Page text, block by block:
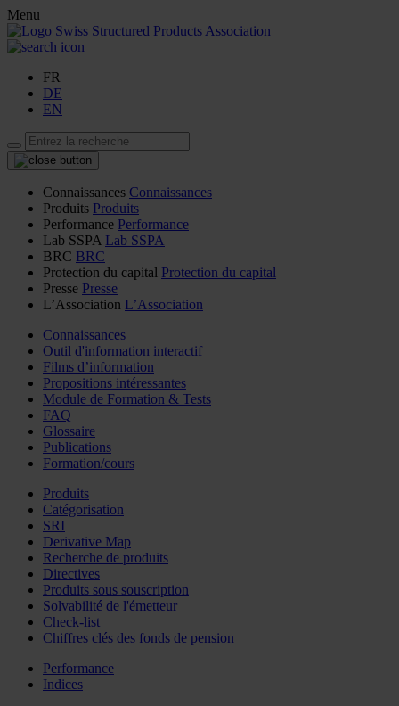
Menu
FR
DE
EN
Connaissances Connaissances
Produits Produits
Performance Performance
Lab SSPA Lab SSPA
BRC BRC
Protection du capital Protection du capital
Presse Presse
L’Association L’Association
Connaissances
Outil d'information interactif
Films d’information
Propositions intéressantes
Module de Formation & Tests
FAQ
Glossaire
Publications
Formation/cours
Produits
Catégorisation
SRI
Derivative Map
Recherche de produits
Directives
Produits sous souscription
Solvabilité de l'émetteur
Check-list
Chiffres clés des fonds de pension
Performance
Indices